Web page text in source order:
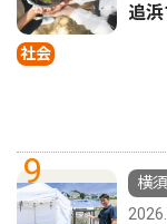
社会
追
9
横